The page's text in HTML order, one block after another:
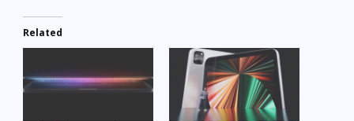
Related